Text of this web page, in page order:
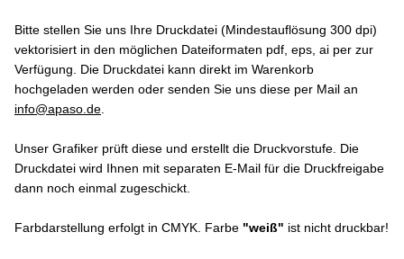
Bitte stellen Sie uns Ihre Druckdatei (Mindestauflösung 300 dpi)
vektorisiert in den möglichen Dateiformaten pdf, eps, ai per zur
Verfügung. Die Druckdatei kann direkt im Warenkorb
hochgeladen werden oder senden Sie uns diese per Mail an
info@apaso.de.
Unser Grafiker prüft diese und erstellt die Druckvorstufe. Die
Druckdatei wird Ihnen mit separaten E-Mail für die Druckfreigabe
dann noch einmal zugeschickt.
Farbdarstellung erfolgt in CMYK. Farbe "weiß" ist nicht druckbar!